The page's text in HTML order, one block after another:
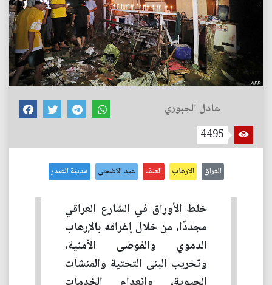
عادل الجبوري
4495
العراق الارهاب العنف عيد الاضحى مدينة الصدر
خلط الأوراق في الشارع العراقي
مجددًا، من خلال إغراقه بالإرهاب
الدموي والفوضى الأمنية،
وتخريب البنى التحتية والمنشآت